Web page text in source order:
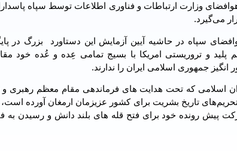
هوافضای وزارت ارتباطات و فناوری اطلاعات توسط سپاه
سپاه در حاشیه آیین آزمایش این دستاورد بزرگ در
پلید و تروریستی امریکا با بسیج تمامی عِده و عُده خود
جمهوری اسلامی ایران را ندارند.
اسلامی که تحت هدایت های فرماندهی مقام معظم رهبری و
تاریخ بشریت برای کشور عزیزمان ارمغان آورده است،
رونده خود برای فتح قله های بلند دانش و رسیدن به